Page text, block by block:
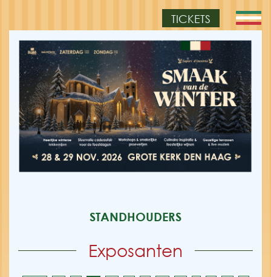
TICKETS
STANDHOUDERS
Exposanten